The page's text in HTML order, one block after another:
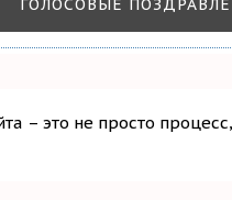
ГОЛОСОВЫЕ
– это не просто